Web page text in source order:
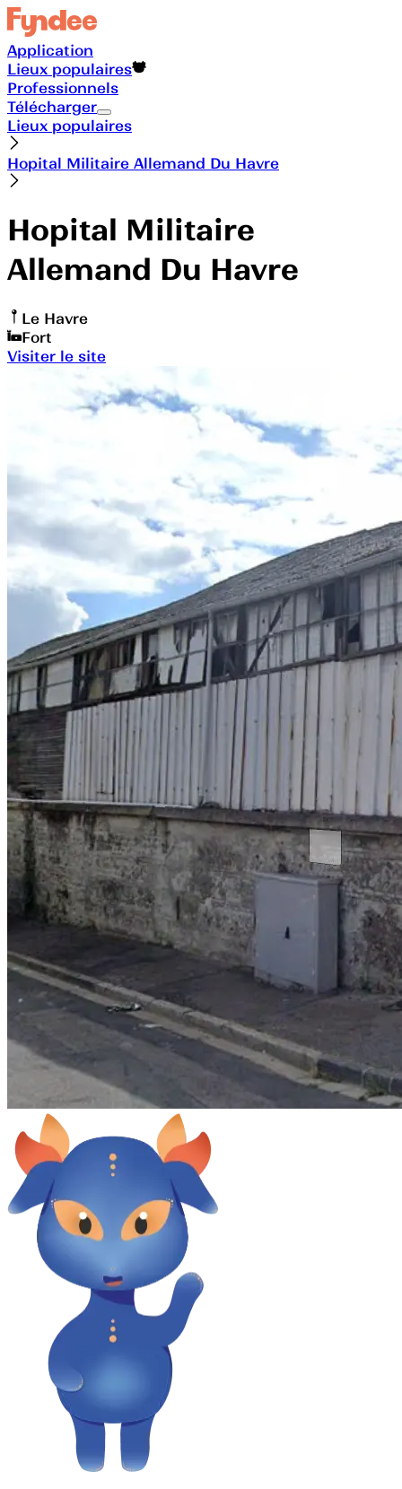
Application
Lieux populaires
Professionnels
Télécharger
Lieux populaires
Hopital Militaire Allemand Du Havre
Hopital Militaire
Allemand Du Havre
Le Havre
Fort
Visiter le site